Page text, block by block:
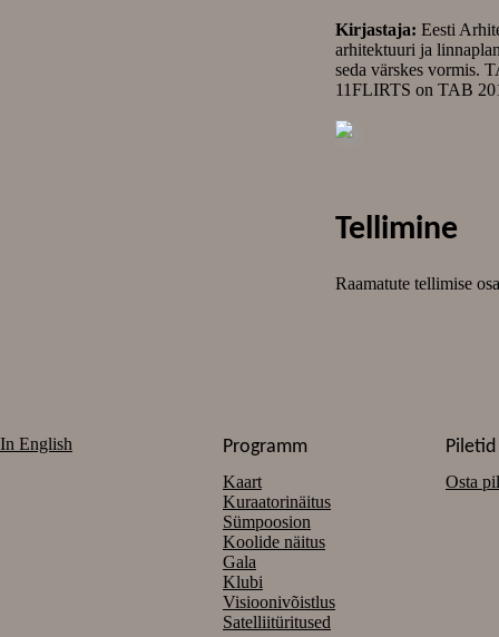
Kirjastaja: Eesti
arhitektuuri ja
seda värskes vormis.
11FLIRTS on TAB
Tellimine
Raamatute tellimise
In English Programm
Kaart
Kuraatorinäitus
Sümpoosion
Koolide näitus
Gala
Klubi
Visioonivõistlus
Satelliitüritused
Piletid
Osta